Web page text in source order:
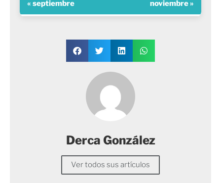
« septiembre noviembre »
Derca González
Ver todos sus artículos